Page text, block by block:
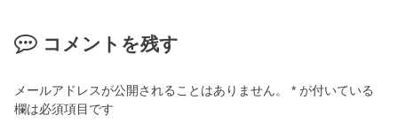
コメントを残す
メールアドレスが公開されることはありません。 * が付いている
欄は必須項目です